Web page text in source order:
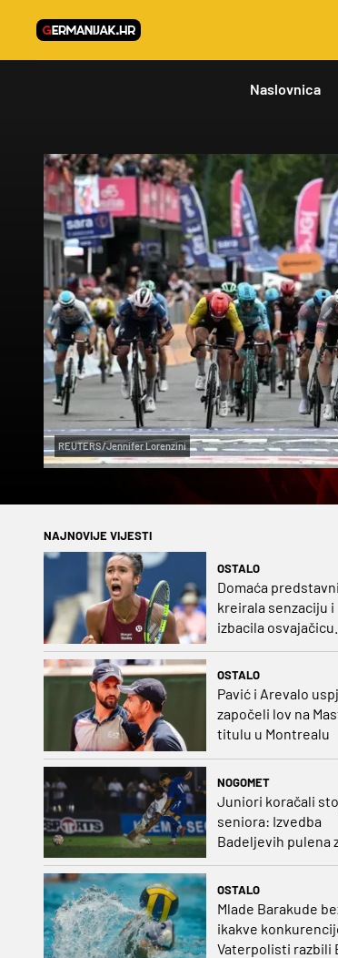
Naslovnica
REUTERS/Jennifer Lorenzini
NAJNOVIJE VIJESTI
OSTALO
Domaća
kreirala senzaciju i
izbacila osvajačicu
OSTALO
Pavić i Arevalo
započeli lov na
titulu u Montrealu
NOGOMET
Juniori koračali
seniora: Izvedba
Badeljevih pulena
čistu peticu protiv
OSTALO
Mlade Barakude
ikakve
Vaterpolisti razbili